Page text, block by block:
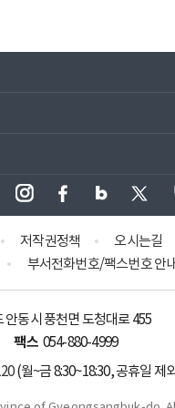
저작권정책
오시는길
부서전화번호/팩스번호 안
안동시 풍천면 도청대로 455
팩스 054-880-4999
(월~금 8:30~18:30, 공휴일 제